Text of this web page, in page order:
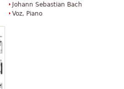
Johann Sebastian Bach
Voz, Piano